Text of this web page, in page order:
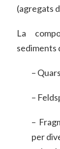
(agregats
La
sediments
–
–
–
per